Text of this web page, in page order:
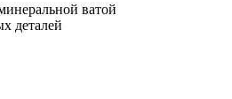
ватой
деталей